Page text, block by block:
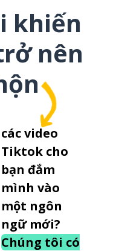
khiến
nên
các video
Tiktok cho
bạn đắm
mình vào
một ngôn
ngữ mới?
Chúng tôi có